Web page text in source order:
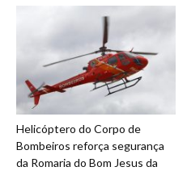
Helicóptero do Corpo de
Bombeiros reforça segurança
da Romaria do Bom Jesus da